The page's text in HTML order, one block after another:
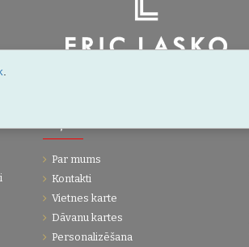
Par mums
Kontakti
Vietnes karte
Dāvanu kartes
Personalizēšana
.